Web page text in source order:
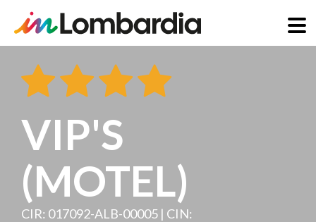
zum
Inhalt
VIP'S
(MOTEL)
CIR: 017092-ALB-00005 | CIN: